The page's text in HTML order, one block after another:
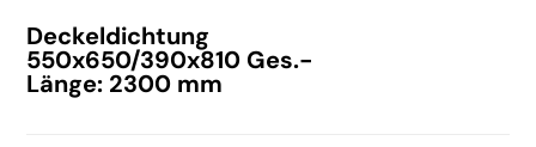
Deckeldichtung
550x650/390x810 Ges.-
Länge: 2300 mm